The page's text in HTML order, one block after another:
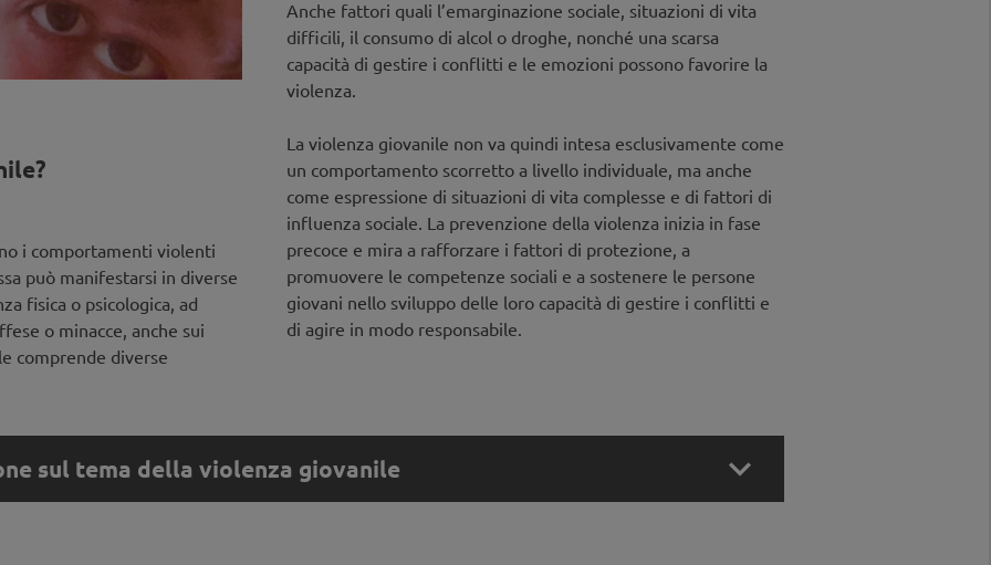
i comportamenti violenti
può manifestarsi in diverse
fisica o psicologica, ad
o minacce, anche sui
comprende diverse
Anche fattori quali l’emarginazione sociale, situazioni di vita
difficili, il consumo di alcol o droghe, nonché una scarsa
capacità di gestire i conflitti e le emozioni possono favorire la
violenza.
La violenza giovanile non va quindi intesa esclusivamente come
un comportamento scorretto a livello individuale, ma anche
come espressione di situazioni di vita complesse e di fattori di
influenza sociale. La prevenzione della violenza inizia in fase
precoce e mira a rafforzare i fattori di protezione, a
promuovere le competenze sociali e a sostenere le persone
giovani nello sviluppo delle loro capacità di gestire i conflitti e
di agire in modo responsabile.
sul tema della violenza giovanile 